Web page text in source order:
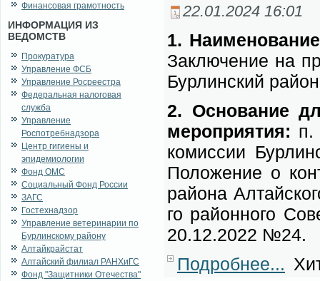
Финансовая грамотность
ИНФОРМАЦИЯ ИЗ
ВЕДОМСТВ
Прокуратура
Управление ФСБ
Управление Росреестра
Федеральная налоговая
служба
Управление
Роспотребнадзора
Центр гигиены и
эпидемиологии
Фонд ОМС
Социальный Фонд России
ЗАГС
Гостехнадзор
Управление ветеринарии по
Бурлинскому району
Алтайкрайстат
Алтайский филиал РАНХиГС
Фонд "Защитники Отечества"
22.01.2024 16:01
1.
За­клю­че­ние на
Бур­лин­ский
2. Ос­но­ва­ние
ме­ро­при­я­тия: п.
ко­мис­сии
По­ло­же­ние о
рай­о­на
го рай­он­но­го
20.12.2022 №24.
Подробнее...